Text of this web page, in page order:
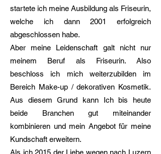
startete ich meine Ausbildung als Friseurin,
welche ich dann 2001 erfolgreich
abgeschlossen habe.
Aber meine Leidenschaft galt nicht nur
meinem Beruf als Friseurin. Also
beschloss ich mich weiterzubilden im
Bereich Make-up / dekorativen Kosmetik.
Aus diesem Grund kann Ich bis heute
beide Branchen gut miteinander
kombinieren und mein Angebot für meine
Kundschaft erweitern.
Als ich 2015 der Liebe wegen nach Luzern